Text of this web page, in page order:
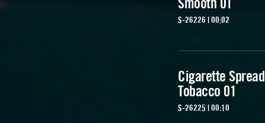
S-26226 | 00:02
Cigarette Spread
Tobacco 01
S-26225 | 00:10